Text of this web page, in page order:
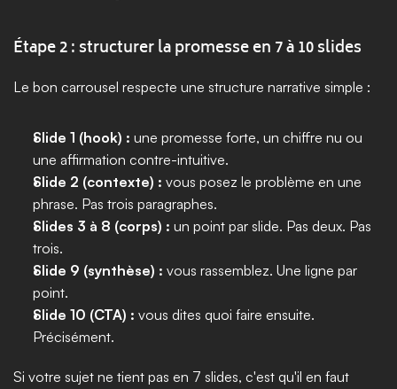
Étape 2 : structurer la promesse en 7 à 10 slides
Le bon carrousel respecte une structure narrative simple :
Slide 1 (hook) : une promesse forte, un chiffre nu ou
une affirmation contre-intuitive.
Slide 2 (contexte) : vous posez le problème en une
phrase. Pas trois paragraphes.
Slides 3 à 8 (corps) : un point par slide. Pas deux. Pas
trois.
Slide 9 (synthèse) : vous rassemblez. Une ligne par
point.
Slide 10 (CTA) : vous dites quoi faire ensuite.
Précisément.
Si votre sujet ne tient pas en 7 slides, c'est qu'il en faut